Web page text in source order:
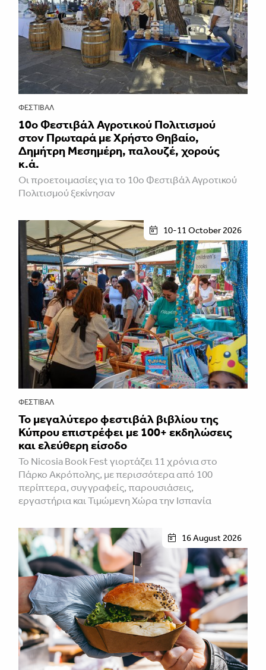
ΦΕΣΤΙΒΑΛ
10ο Φεστιβάλ Αγροτικού Πολιτισμού
στον Πρωταρά με Χρήστο Θηβαίο,
Δημήτρη Μεσημέρη, παλουζέ, χορούς
κ.ά.
Οι προετοιμασίες για το 10ο Φεστιβάλ Αγροτικού
Πολιτισμού ξεκίνησαν
10-11 October 2026
ΦΕΣΤΙΒΑΛ
Το μεγαλύτερο φεστιβάλ βιβλίου της
Κύπρου επιστρέφει με 100+ εκδηλώσεις
και ελεύθερη είσοδο
Το Nicosia Book Fest γιορτάζει 11 χρόνια στο
Πάρκο Ακρόπολης, με περισσότερα από 100
περίπτερα, συγγραφείς, παρουσιάσεις,
εργαστήρια και Τιμώμενη Χώρα την Ισπανία
16 August 2026